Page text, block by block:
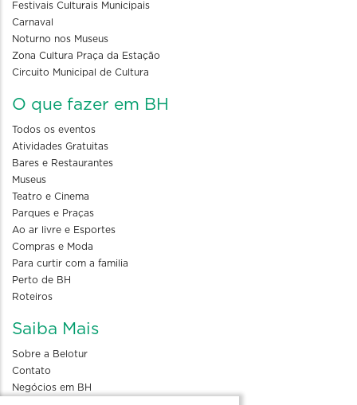
Festivais Culturais Municipais
Carnaval
Noturno nos Museus
Zona Cultura Praça da Estação
Circuito Municipal de Cultura
O que fazer em BH
Todos os eventos
Atividades Gratuitas
Bares e Restaurantes
Museus
Teatro e Cinema
Parques e Praças
Ao ar livre e Esportes
Compras e Moda
Para curtir com a familia
Perto de BH
Roteiros
Saiba Mais
Sobre a Belotur
Contato
Negócios em BH